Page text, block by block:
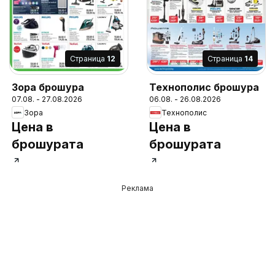
Cтраница 12
Зора брошура
07.08. - 27.08.2026
Зора
Цена в
брошурата
Cтраница 14
Технополис брошура
06.08. - 26.08.2026
Технополис
Цена в
брошурата
Реклама